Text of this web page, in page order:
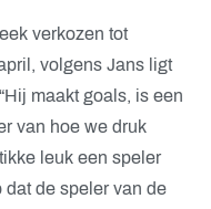
verkozen tot
volgens Jans ligt
maakt goals, is een
van hoe we druk
leuk een speler
dat de speler van de